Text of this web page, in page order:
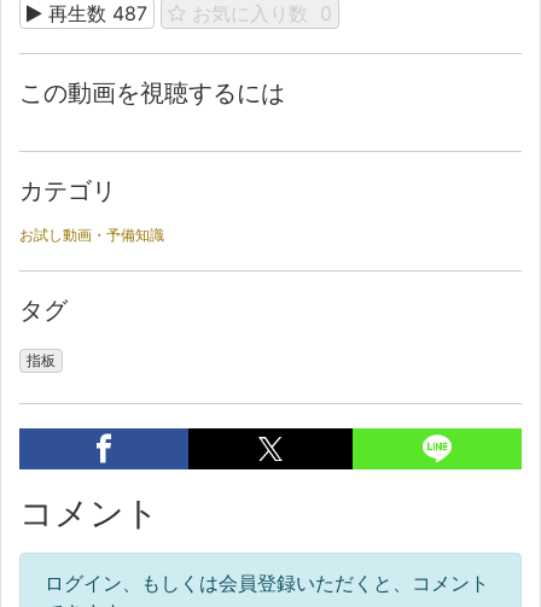
再生数 487 お気に入り数 0
この動画を視聴するには
カテゴリ
お試し動画・予備知識
タグ
指板
コメント
ログイン、もしくは会員登録いただくと、コメント